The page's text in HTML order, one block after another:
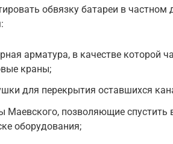
обвязку батареи в частном
арматура, в качестве которой
краны;
для перекрытия оставшихся
Маевского, позволяющие спустить
оборудования;